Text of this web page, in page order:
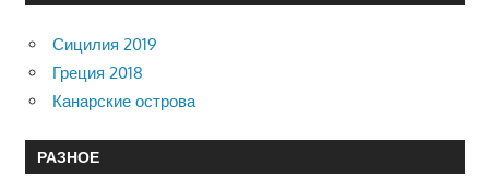
Сицилия 2019
Греция 2018
Канарские острова
РАЗНОЕ